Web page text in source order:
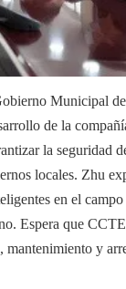
Municipal
de la
la seguridad
locales. Zhu
en el
Espera que
y